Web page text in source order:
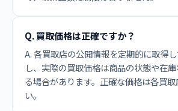
Q. 買取価格は正確ですか？
A. 各買取店の公開情報を定期的に取得
し、実際の買取価格は商品の状態や在
る場合があります。正確な価格は各買
い。